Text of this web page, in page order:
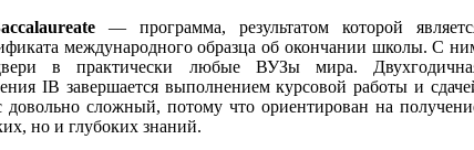
— программа, результатом которой
международного образца об окончании школы. С
в практически любые ВУЗы мира.
IB завершается выполнением курсовой работы и
довольно сложный, потому что ориентирован на
но и глубоких знаний.